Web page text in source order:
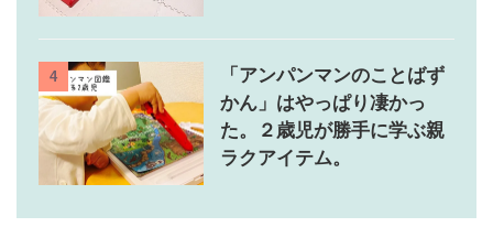
4
「アンパンマンのことばず
かん」はやっぱり凄かっ
た。２歳児が勝手に学ぶ親
ラクアイテム。